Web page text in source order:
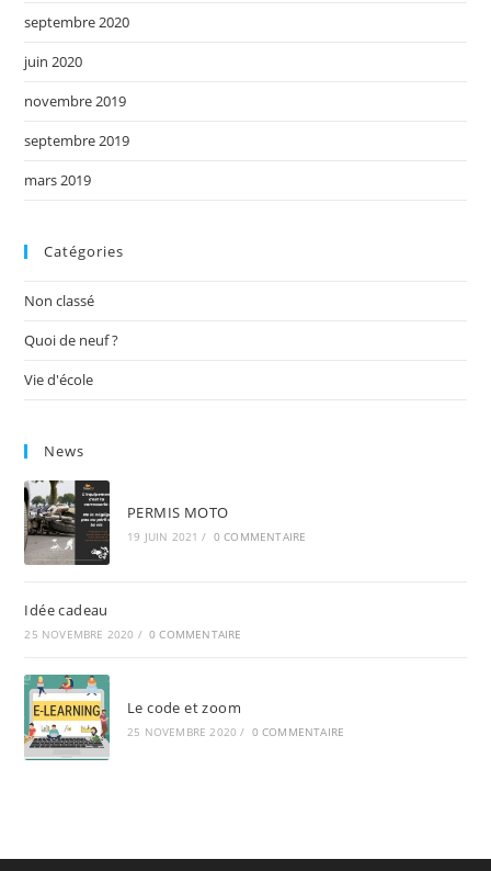
septembre 2020
juin 2020
novembre 2019
septembre 2019
mars 2019
Catégories
Non classé
Quoi de neuf ?
Vie d'école
News
PERMIS MOTO
19 JUIN 2021 / 0 COMMENTAIRE
Idée cadeau
25 NOVEMBRE 2020 / 0 COMMENTAIRE
Le code et zoom
25 NOVEMBRE 2020 / 0 COMMENTAIRE